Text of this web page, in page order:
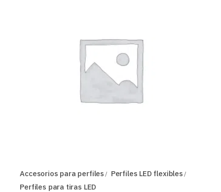
Accesorios para perfiles
Perfiles LED flexibles
Perfiles para tiras LED